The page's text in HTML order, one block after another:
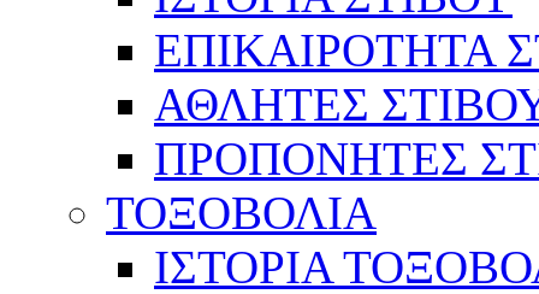
ΕΠΙΚΑΙΡΟΤΗΤΑ
ΑΘΛΗΤΕΣ
ΠΡΟΠΟΝΗΤΕΣ
ΤΟΞΟΒΟΛΙΑ
ΙΣΤΟΡΙΑ